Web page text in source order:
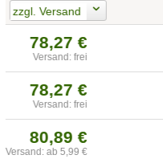
zzgl. Versand
78,27 €
Versand: frei
78,27 €
Versand: frei
80,89 €
Versand: ab 5,99 €